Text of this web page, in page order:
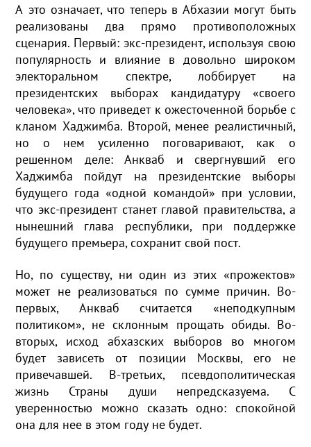
А это означает, что теперь в Абхазии могут быть
реализованы два прямо противоположных
сценария. Первый: экс-президент, используя свою
популярность и влияние в довольно широком
электоральном спектре, лоббирует на
президентских выборах кандидатуру «своего
человека», что приведет к ожесточенной борьбе с
кланом Хаджимба. Второй, менее реалистичный,
но о нем усиленно поговаривают, как о
решенном деле: Анкваб и свергнувший его
Хаджимба пойдут на президентские выборы
будущего года «одной командой» при условии,
что экс-президент станет главой правительства, а
нынешний глава республики, при поддержке
будущего премьера, сохранит свой пост.
Но, по существу, ни один из этих «прожектов»
может не реализоваться по сумме причин. Во-
первых, Анкваб считается «неподкупным
политиком», не склонным прощать обиды. Во-
вторых, исход абхазских выборов во многом
будет зависеть от позиции Москвы, его не
привечавшей. В-третьих, псевдополитическая
жизнь Страны души непредсказуема. С
уверенностью можно сказать одно: спокойной
она для нее в этом году не будет.